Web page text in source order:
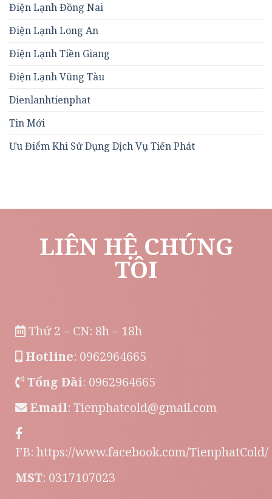
Điện Lạnh Đồng Nai
Điện Lạnh Long An
Điện Lạnh Tiền Giang
Điện Lạnh Vũng Tàu
Dienlanhtienphat
Tin Mới
Ưu Điểm Khi Sử Dụng Dịch Vụ Tiến Phát
LIÊN HỆ CHÚNG
TÔI
Thứ 2 – CN: 8h – 18h
Hotline: 0962964665
Tổng Đài: 0962964665
Email: Tienphatcold@gmail.com
FB: https://www.facebook.com/TienphatCold/
MST: 0317107023